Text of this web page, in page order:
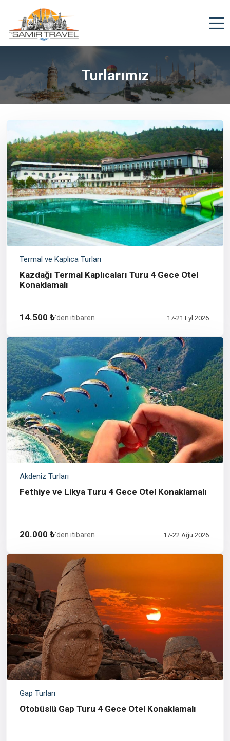
Turlarımız
Termal ve Kaplıca Turları
Kazdağı Termal Kaplıcaları Turu 4 Gece Otel
Konaklamalı
14.500 ₺'den itibaren 17-21 Eyl 2026
Akdeniz Turları
Fethiye ve Likya Turu 4 Gece Otel Konaklamalı
20.000 ₺'den itibaren 17-22 Ağu 2026
Gap Turları
Otobüslü Gap Turu 4 Gece Otel Konaklamalı